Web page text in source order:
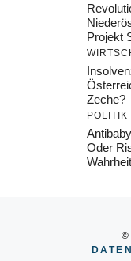
Projekt
Zeche?
POLITIK
Oder
©